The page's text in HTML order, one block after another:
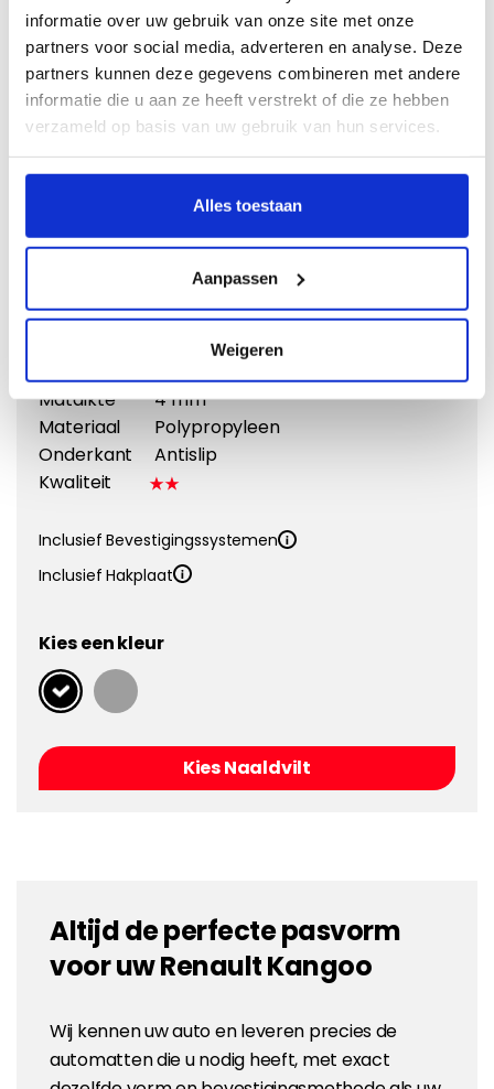
informatie over uw gebruik van onze site met onze
partners voor social media, adverteren en analyse. Deze
partners kunnen deze gegevens combineren met andere
informatie die u aan ze heeft verstrekt of die ze hebben
verzameld op basis van uw gebruik van hun services.
Alles toestaan
Aanpassen
Weigeren
Vergroten
Naaldvilt
Doeltreffend en voordelig
Vanaf €31,95
Matdikte
4 mm
Materiaal
Polypropyleen
Onderkant
Antislip
Kwaliteit
Inclusief Bevestigingssystemen
Inclusief Hakplaat
Kies een kleur
Kies Naaldvilt
Altijd de perfecte pasvorm
voor uw Renault Kangoo
Wij kennen uw auto en leveren precies de
automatten die u nodig heeft, met exact